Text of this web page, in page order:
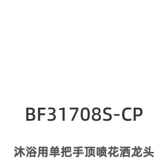
BF31708S-CP
沐浴用单把手顶喷花洒龙头